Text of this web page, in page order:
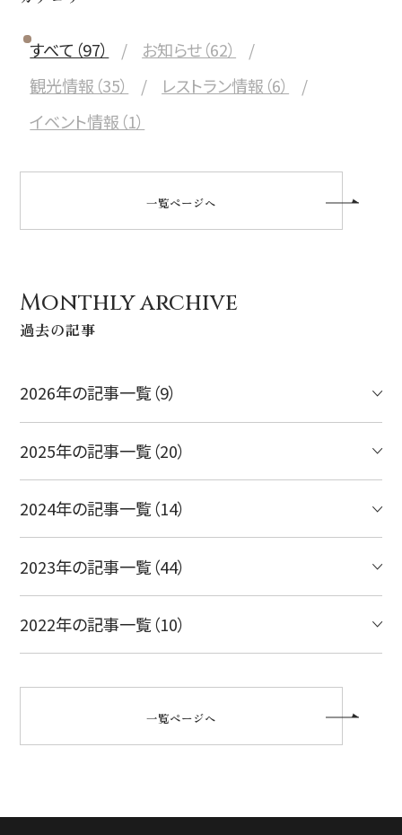
すべて（97）
お知らせ（62）
観光情報（35）
レストラン情報（6）
イベント情報（1）
一覧ページへ
Monthly archive
過去の記事
2026年の記事一覧（9）
2025年の記事一覧（20）
2024年の記事一覧（14）
2023年の記事一覧（44）
2022年の記事一覧（10）
一覧ページへ